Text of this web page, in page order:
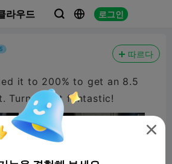
라우드   로그인
따르다
it to 200% to get an 8.5
Turned out fantastic!
